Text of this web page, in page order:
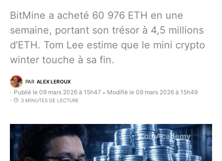
BitMine a acheté 60 976 ETH en une
semaine, portant son trésor à 4,5 millions
d’ETH. Tom Lee estime que le mini crypto
winter touche à sa fin.
PAR ALEX LEROUX
Publié le 09 mars 2026 à 15h47 • Modifié le 09 mars 2026 à 15h49
3 MINUTES DE LECTURE